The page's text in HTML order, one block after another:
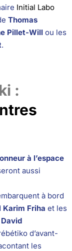
Initial Labo
Thomas
Pillet-Will ou les
.
:
à l’espace
aussi
à bord
Karim Friha et les
David
d’avant-
les